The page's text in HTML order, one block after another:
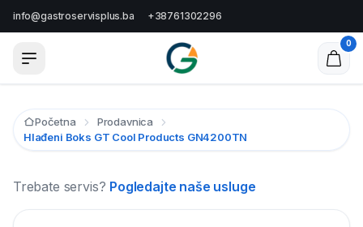
info@gastroservisplus.ba +38761302296
0
Početna
Prodavnica
Hlađeni Boks GT Cool Products GN4200TN
Trebate servis? Pogledajte naše usluge